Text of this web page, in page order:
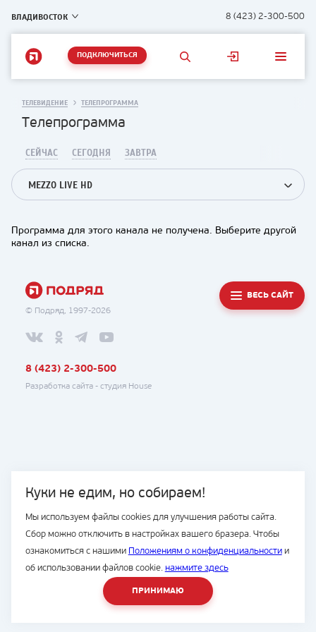
ВЛАДИВОСТОК 8 (423) 2-300-500
ПОДКЛЮЧИТЬСЯ
Куки не едим, но собираем!
Мы используем файлы cookies для улучшения работы сайта.
Сбор можно отключить в настройках вашего бразера. Чтобы
ознакомиться с нашими Положениям о конфиденциальностии
об использовании файлов cookie. нажмите здесь
ПРИНИМАЮ
ТЕЛЕВИДЕНИЕ ТЕЛЕПРОГРАММА
Телепрограмма
СЕЙЧАС СЕГОДНЯ ЗАВТРА
MEZZO LIVE HD
Программа для этого канала не получена. Выберите другой
канал из списка.
© Подряд, 1997-2026
ВЕСЬ САЙТ
8 (423) 2-300-500
Разработка сайта - студия House